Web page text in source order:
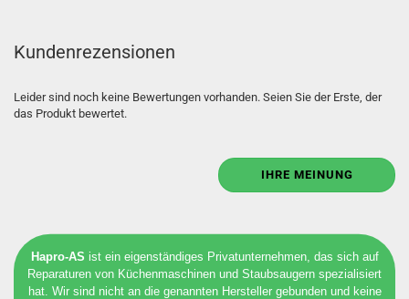
Kundenrezensionen
Leider sind noch keine Bewertungen vorhanden. Seien Sie der Erste, der
das Produkt bewertet.
IHRE MEINUNG
Hapro-AS ist ein eigenständiges Privatunternehmen, das sich auf
Reparaturen von Küchenmaschinen und Staubsaugern spezialisiert
hat. Wir sind nicht an die genannten Hersteller gebunden und keine